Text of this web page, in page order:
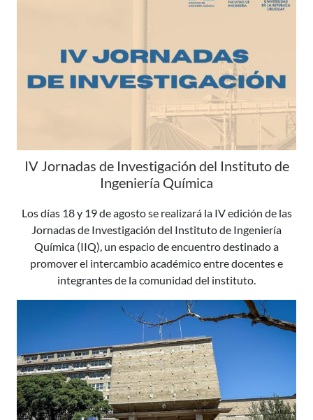
IV Jornadas de Investigación del Instituto de
Ingeniería Química
Los días 18 y 19 de agosto se realizará la IV edición de las
Jornadas de Investigación del Instituto de Ingeniería
Química (IIQ), un espacio de encuentro destinado a
promover el intercambio académico entre docentes e
integrantes de la comunidad del instituto.